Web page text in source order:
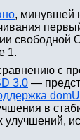
, минувшей
1.
с
3.0 —
в
улучшений,